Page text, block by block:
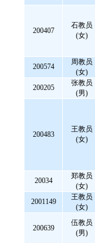
200407
石教员
(女)
200574
周教员
(女)
200205
张教员
(男)
200483
王教员
(女)
20034
郑教员
(女)
2001149
王教员
(女)
200639
伍教员
(男)